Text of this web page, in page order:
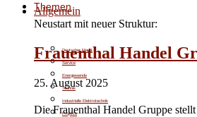
Themen
Deutscher Markt
Service
Energiewende
Technik
Industrielle Elektrotechnik
Projekte
Allgemein
Neustart mit neuer Struktur:
Frauenthal Handel
25. August 2025
Die Frauenthal Handel Gruppe